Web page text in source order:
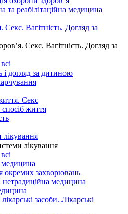
та реабілітаційна медицина
Секс. Вагітність. Догляд за
Секс. Вагітність. Догляд за
і догляд за дитиною
Секс
життя
лікування
лікування
окремих захворювань
нетрадиційна медицина
засоби. Лікарські